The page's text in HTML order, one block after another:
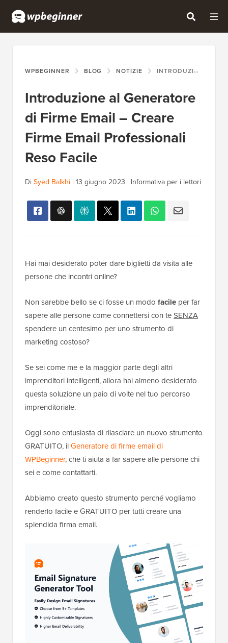
WPBEGINNER BLOG NOTIZIE INTRODUZIONE AL GENERATORE DI FIRME EMAIL – CREARE FIRME EMAIL PROFESSIONALI RESO FACILE
Introduzione al Generatore
di Firme Email – Creare
Firme Email Professionali
Reso Facile
Di Syed Balkhi | 13 giugno 2023 | Informativa per i lettori
Hai mai desiderato poter dare biglietti da visita alle
persone che incontri online?
Non sarebbe bello se ci fosse un modo facile per far
sapere alle persone come connettersi con teSENZA
spendere un centesimo per uno strumento di
marketing costoso?
Se sei come me e la maggior parte degli altri
imprenditori intelligenti, allora hai almeno desiderato
questa soluzione un paio di volte nel tuo percorso
imprenditoriale.
Oggi sono entusiasta di rilasciare un nuovo strumento
GRATUITO, ilGeneratore di firme email di
WPBeginner, che ti aiuta a far sapere alle persone chi
sei e come contattarti.
Abbiamo creato questo strumento perché vogliamo
renderlo facile e GRATUITO per tutti creare una
splendida firma email.